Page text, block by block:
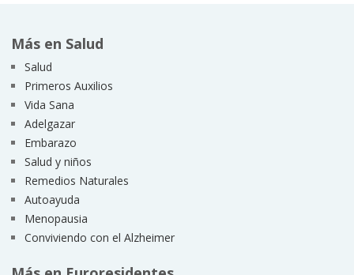
Más en Salud
Salud
Primeros Auxilios
Vida Sana
Adelgazar
Embarazo
Salud y niños
Remedios Naturales
Autoayuda
Menopausia
Conviviendo con el Alzheimer